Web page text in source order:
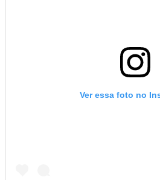
Ver essa foto no